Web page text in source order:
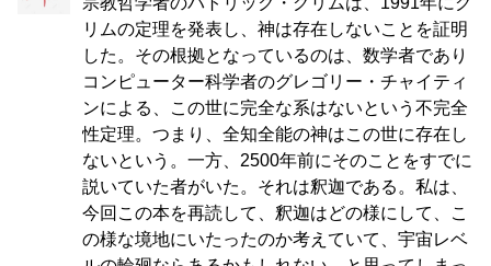
リムの定理を発表し、神は存在しないことを証明
した。その根拠となっているのは、数学者であり
コンピューター科学者のグレゴリー・チャイティ
ンによる、この世に完全な系はないという不完全
性定理。つまり、全知全能の神はこの世に存在し
ないという。一方、2500年前にそのことをすでに
説いていた者がいた。それは釈迦である。私は、
今回この本を再読して、釈迦はどの様にして、こ
の様な境地にいたったのか考えていて、宇宙レベ